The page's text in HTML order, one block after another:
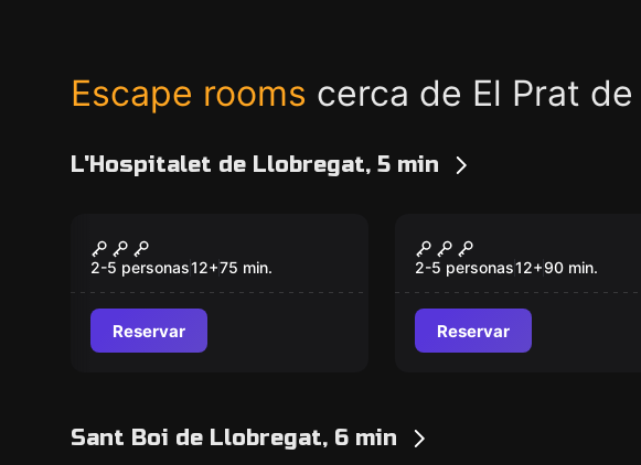
Escape rooms cerca de El Prat
L'Hospitalet de Llobregat, 5 min
El Juego de Ariel
2-5 personas12+75 min.
Reservar
Nuevo
DENTRO
2-5 personas12+90 min.
Reservar
Sant Boi de Llobregat, 6 min